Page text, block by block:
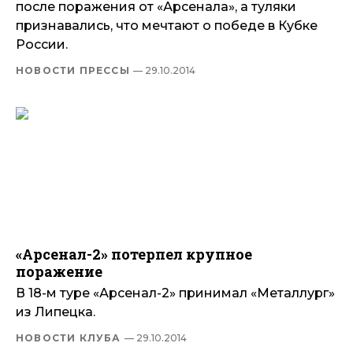
после поражения от «Арсенала», а туляки
признавались, что мечтают о победе в Кубке
России.
НОВОСТИ ПРЕССЫ — 29.10.2014
«Арсенал-2» потерпел крупное
поражение
В 18-м туре «Арсенал-2» принимал «Металлург»
из Липецка.
НОВОСТИ КЛУБА — 29.10.2014